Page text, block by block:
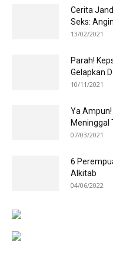
Cerita
Seks:
13/02/2021
Parah!
Gelapkan
10/11/2021
Ya
Meninggal
07/03/2021
6
Alkitab
04/06/2022